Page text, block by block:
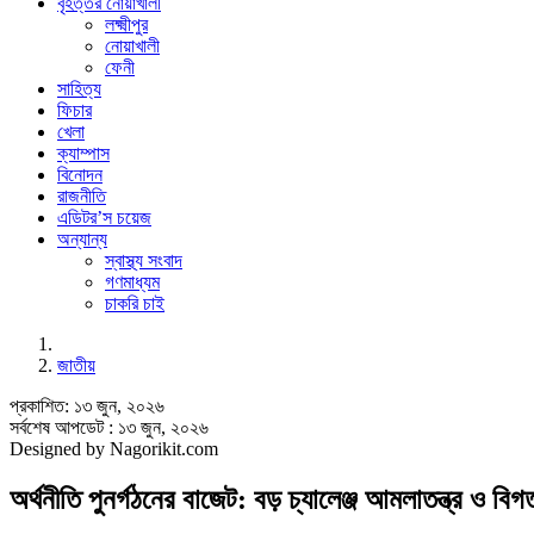
লক্ষ্মীপুর
নোয়াখালী
ফেনী
সাহিত্য
ফিচার
খেলা
ক্যাম্পাস
বিনোদন
রাজনীতি
এডিটর’স চয়েজ
অন্যান্য
স্বাস্থ্য সংবাদ
গণমাধ্যম
চাকরি চাই
জাতীয়
প্রকাশিত: ১৩ জুন, ২০২৬
সর্বশেষ আপডেট : ১৩ জুন, ২০২৬
Designed by Nagorikit.com
অর্থনীতি পুনর্গঠনের বাজেট: বড় চ্যালেঞ্জ আমলাতন্ত্র ও